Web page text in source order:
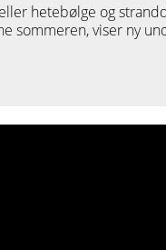
hetebølge og
sommeren, viser ny